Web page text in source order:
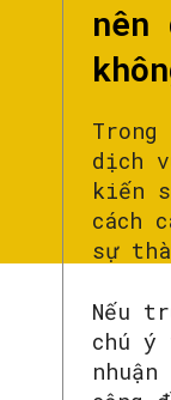
nên
Trong
dịch
kiến
cách
sự
Nếu
chú